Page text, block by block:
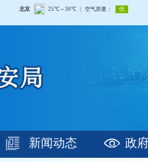
新闻动态 政